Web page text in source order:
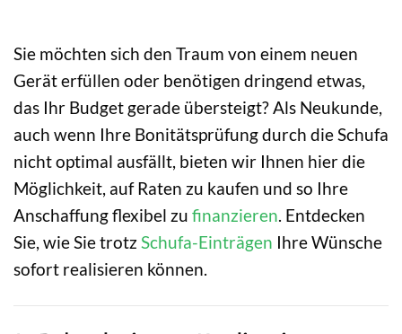
Sie möchten sich den Traum von einem neuen
Gerät erfüllen oder benötigen dringend etwas,
das Ihr Budget gerade übersteigt? Als Neukunde,
auch wenn Ihre Bonitätsprüfung durch die Schufa
nicht optimal ausfällt, bieten wir Ihnen hier die
Möglichkeit, auf Raten zu kaufen und so Ihre
Anschaffung flexibel zu finanzieren. Entdecken
Sie, wie Sie trotzSchufa-Einträgen Ihre Wünsche
sofort realisieren können.